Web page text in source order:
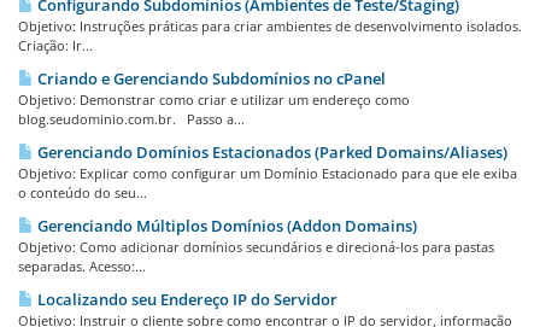
Objetivo: Instruções práticas para criar ambientes de desenvolvimento isolados.
Criação: Ir...
Criando e Gerenciando Subdomínios no cPanel
Objetivo: Demonstrar como criar e utilizar um endereço como
blog.seudominio.com.br. Passo a...
Gerenciando Domínios Estacionados (Parked Domains/Aliases)
Objetivo: Explicar como configurar um Domínio Estacionado para que ele exiba
o conteúdo do seu...
Gerenciando Múltiplos Domínios (Addon Domains)
Objetivo: Como adicionar domínios secundários e direcioná-los para pastas
separadas. Acesso:...
Localizando seu Endereço IP do Servidor
Objetivo: Instruir o cliente sobre como encontrar o IP do servidor, informação